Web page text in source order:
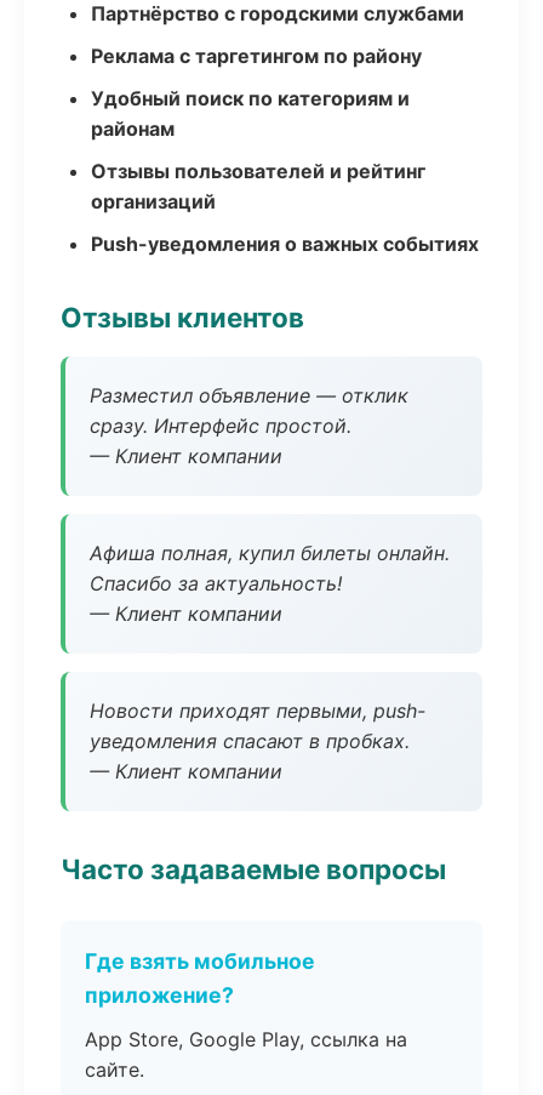
Партнёрство с городскими службами
Реклама с таргетингом по району
Удобный поиск по категориям и
районам
Отзывы пользователей и рейтинг
организаций
Push-уведомления о важных событиях
Отзывы клиентов
Разместил объявление — отклик
сразу. Интерфейс простой.
— Клиент компании
Афиша полная, купил билеты онлайн.
Спасибо за актуальность!
— Клиент компании
Новости приходят первыми, push-
уведомления спасают в пробках.
— Клиент компании
Часто задаваемые вопросы
Где взять мобильное
приложение?
App Store, Google Play, ссылка на
сайте.